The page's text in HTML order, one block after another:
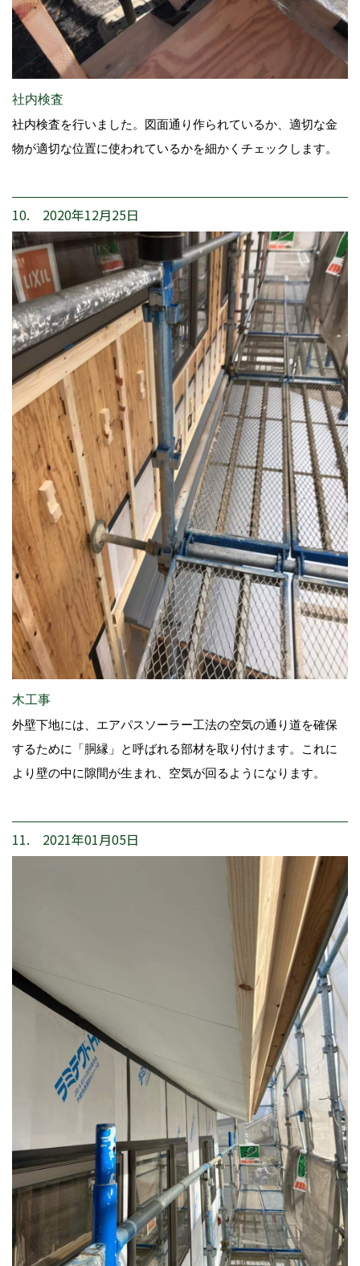
社内検査
社内検査を行いました。図面通り作られているか、適切な金
物が適切な位置に使われているかを細かくチェックします。
10. 2020年12月25日
木工事
外壁下地には、エアパスソーラー工法の空気の通り道を確保
するために「胴縁」と呼ばれる部材を取り付けます。これに
より壁の中に隙間が生まれ、空気が回るようになります。
11. 2021年01月05日